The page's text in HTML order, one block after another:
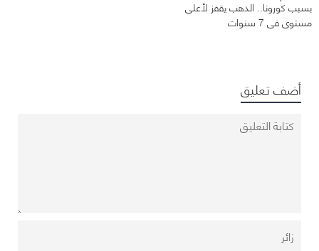
بسبب كورونا.. الذهب يقفز لأعلى
مستوى في 7 سنوات
أضف تعليق